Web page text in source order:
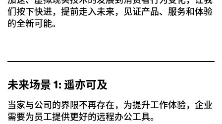
们按下快进，提前走入未来，见证产品、服务和体验
的全新可能。
未来场景 1: 遥亦可及
当家与公司的界限不再存在，为提升工作体验，企业
需要为员工提供更好的远程办公工具。